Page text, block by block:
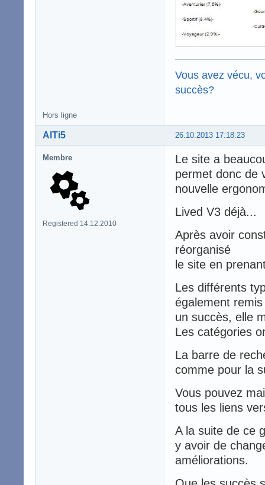
Vous avez vécu,
succès?
Hors ligne
26.10.2013 17:18:23
AlTi5
Membre
Registered 14.12.2010
Le site a
permet donc de
nouvelle
Lived V3 déjà...
Après avoir
réorganisé
le site en
Les différents
également
un succès, elle
Les catégories
La barre de
comme pour la
Vous pouvez
tous les liens
A la suite de ce
y avoir de
améliorations.